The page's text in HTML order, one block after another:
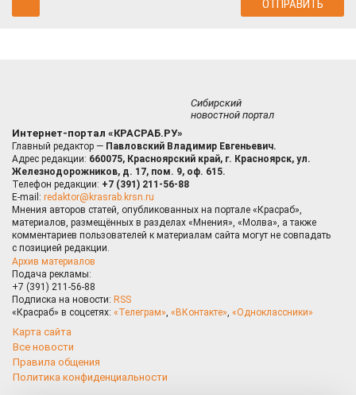
Сибирский
новостной портал
Интернет-портал «КРАСРАБ.РУ»
Главный редактор — Павловский Владимир Евгеньевич.
Адрес редакции: 660075, Красноярский край, г. Красноярск, ул.
Железнодорожников, д. 17, пом. 9, оф. 615.
Телефон редакции: +7 (391) 211-56-88
E-mail: redaktor@krasrab.krsn.ru
Мнения авторов статей, опубликованных на портале «Красраб»,
материалов, размещённых в разделах «Мнения», «Молва», а также
комментариев пользователей к материалам сайта могут не совпадать
с позицией редакции.
Архив материалов
Подача рекламы:
+7 (391) 211-56-88
Подписка на новости: RSS
«Красраб» в соцсетях: «Телеграм», «ВКонтакте», «Одноклассники»
Карта сайта
Все новости
Правила общения
Политика конфиденциальности